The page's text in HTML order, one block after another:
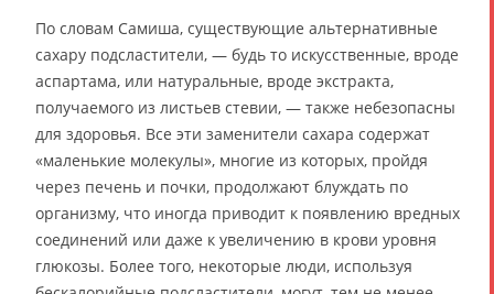
По словам Самиша, существующие альтернативные
сахару подсластители, — будь то искусственные, вроде
аспартама, или натуральные, вроде экстракта,
получаемого из листьев стевии, — также небезопасны
для здоровья. Все эти заменители сахара содержат
«маленькие молекулы», многие из которых, пройдя
через печень и почки, продолжают блуждать по
организму, что иногда приводит к появлению вредных
соединений или даже к увеличению в крови уровня
глюкозы. Более того, некоторые люди, используя